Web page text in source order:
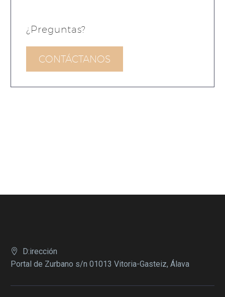
¿Preguntas?
CONTÁCTANOS
D:irección
Portal de Zurbano s/n 01013 Vitoria-Gasteiz, Álava